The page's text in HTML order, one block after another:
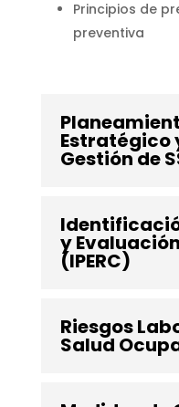
Principios de
preventiva
Estratégico
Gestión de
y
(IPERC)
Riesgos
Salud